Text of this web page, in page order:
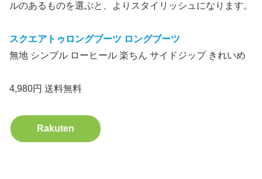
ルのあるものを選ぶと、よりスタイリッシュになります。
スクエアトゥロングブーツ ロングブーツ
無地 シンプル ローヒール 楽ちん サイドジップ きれいめ
4,980円 送料無料
Rakuten